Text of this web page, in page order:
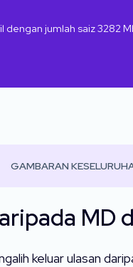
dengan jumlah saiz3282
GAMBARAN
MD
keluar ulasan